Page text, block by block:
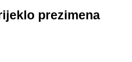
prezimena